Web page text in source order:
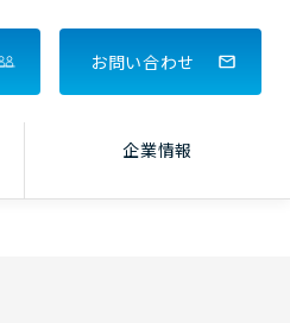
お問い合わせ
企業情報